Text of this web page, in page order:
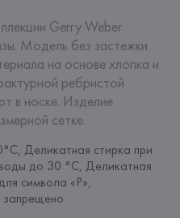
Gerry Weber
Модель без застежки
на основе хлопка и
ребристой
в носке. Изделие
сетке.
Деликатная стирка при
до 30 °C, Деликатная
символа «P»,